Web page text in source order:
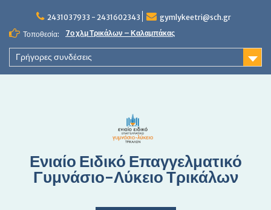
2431037933 - 2431602343
gymlykeetri@sch.gr
Τοποθεσία:
7ο χλμ Τρικάλων – Καλαμπάκας
Γρήγορες συνδέσεις
Ενιαίο Ειδικό Επαγγελματικό
Γυμνάσιο-Λύκειο Τρικάλων